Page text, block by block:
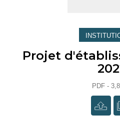
Projet
PDF -